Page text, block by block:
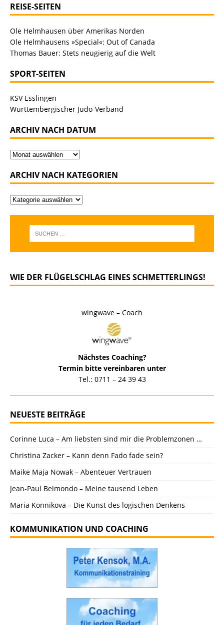
REISE-SEITEN
Ole Helmhausen über Amerikas Norden
Ole Helmhausens »Special«: Out of Canada
Thomas Bauer: Stets neugierig auf die Welt
SPORT-SEITEN
KSV Esslingen
Württembergischer Judo-Verband
ARCHIV NACH DATUM
ARCHIV NACH KATEGORIEN
WIE DER FLÜGELSCHLAG EINES SCHMETTERLINGS!
wingwave – Coach
Nächstes Coaching?
Termin bitte vereinbaren unter
Tel.: 0711 – 24 39 43
NEUESTE BEITRÄGE
Corinne Luca – Am liebsten sind mir die Problemzonen …
Christina Zacker – Kann denn Fado fade sein?
Maike Maja Nowak – Abenteuer Vertrauen
Jean-Paul Belmondo – Meine tausend Leben
Maria Konnikova – Die Kunst des logischen Denkens
KOMMUNIKATION UND COACHING